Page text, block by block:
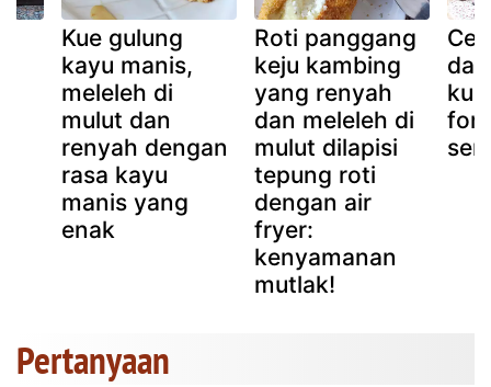
Kue gulung
kayu manis,
meleleh di
mulut dan
renyah dengan
rasa kayu
manis yang
enak
Roti panggang
keju kambing
yang renyah
dan meleleh di
mulut dilapisi
tepung roti
dengan air
fryer:
kenyamanan
mutlak!
Pertanyaan